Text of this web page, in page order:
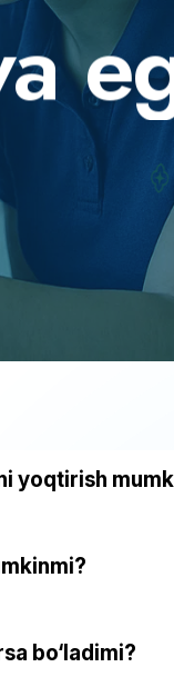
ae
yoqtirish
bo‘ladimi?